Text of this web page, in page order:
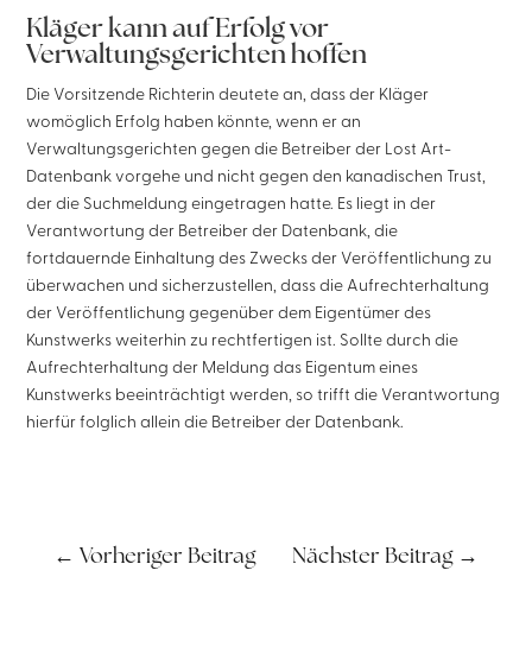
Kläger kann auf Erfolg vor
Verwaltungsgerichten hoffen
Die Vorsitzende Richterin deutete an, dass der Kläger
womöglich Erfolg haben könnte, wenn er an
Verwaltungsgerichten gegen die Betreiber der Lost Art-
Datenbank vorgehe und nicht gegen den kanadischen Trust,
der die Suchmeldung eingetragen hatte. Es liegt in der
Verantwortung der Betreiber der Datenbank, die
fortdauernde Einhaltung des Zwecks der Veröffentlichung zu
überwachen und sicherzustellen, dass die Aufrechterhaltung
der Veröffentlichung gegenüber dem Eigentümer des
Kunstwerks weiterhin zu rechtfertigen ist. Sollte durch die
Aufrechterhaltung der Meldung das Eigentum eines
Kunstwerks beeinträchtigt werden, so trifft die Verantwortung
hierfür folglich allein die Betreiber der Datenbank.
← Vorheriger Beitrag Nächster Beitrag→